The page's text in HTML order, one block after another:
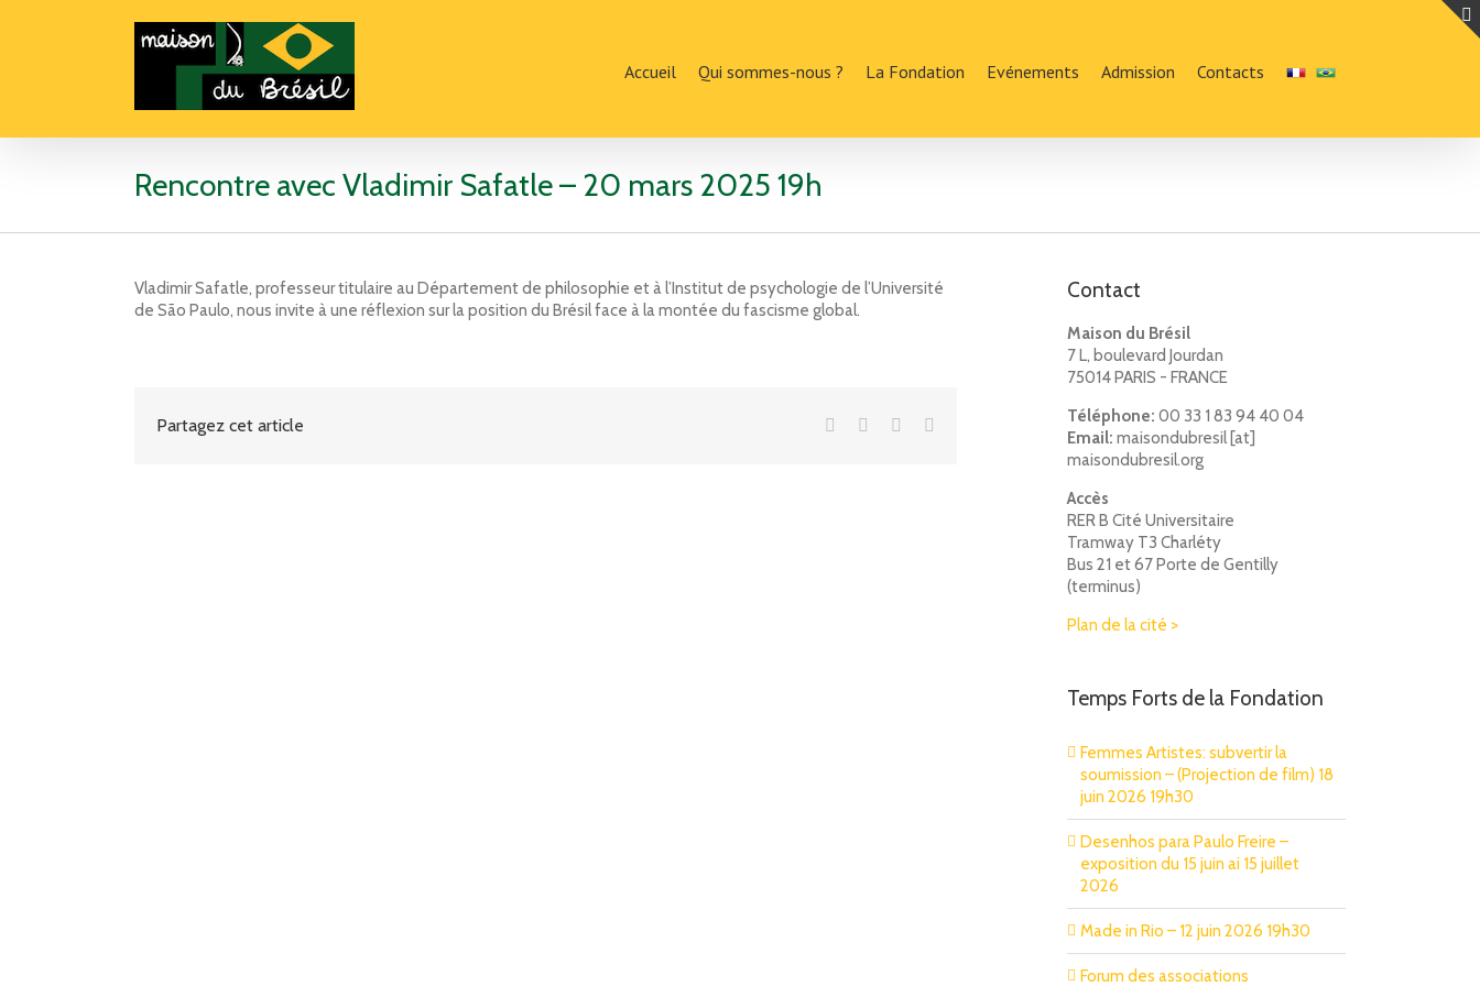
Accueil Qui sommes-nous ? La Fondation Evénements Admission Contacts
Rencontre avec Vladimir Safatle – 20 mars 2025 19h
Vladimir Safatle, professeur titulaire au Département de philosophie et à l’Institut de psychologie de l’Université
de São Paulo, nous invite à une réflexion sur la position du Brésil face à la montée du fascisme global.
Partagez cet article
Contact
Maison du Brésil
7 L, boulevard Jourdan
75014 PARIS - FRANCE
Téléphone: 00 33 1 83 94 40 04
Email: maisondubresil [at]
maisondubresil.org
Accès
RER B Cité Universitaire
Tramway T3 Charléty
Bus 21 et 67 Porte de Gentilly
(terminus)
Plan de la cité >
Temps Forts de la Fondation
Femmes Artistes: subvertir la
soumission – (Projection de film) 18
juin 2026 19h30
Desenhos para Paulo Freire –
exposition du 15 juin ai 15 juillet
2026
Made in Rio – 12 juin 2026 19h30
Forum des associations